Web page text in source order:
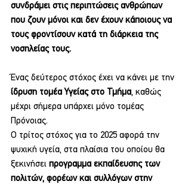
συνδράμει στις περιπτώσεις ανθρώπων
που ζουν μόνοι και δεν έχουν κάποιους να
τους φροντίσουν κατά τη διάρκεια της
νοσηλείας τους.
Ένας δεύτερος στόχος έχει να κάνει με την
ίδρυση τομέα Υγείας στο Τμήμα, καθώς
μέχρι σήμερα υπάρχει μόνο τομέας
Πρόνοιας.
Ο τρίτος στόχος για το 2025 αφορά την
ψυχική υγεία, στα πλαίσια του οποίου θα
ξεκινήσει προγραμμα εκπαίδευσης των
πολιτών, φορέων και συλλόγων στην